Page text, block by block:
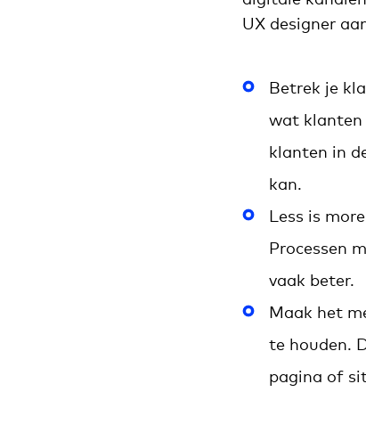
UX designer
Betrek je
wat klanten
klanten in
kan.
Less is
Processen
vaak beter.
Maak het
te houden.
pagina of